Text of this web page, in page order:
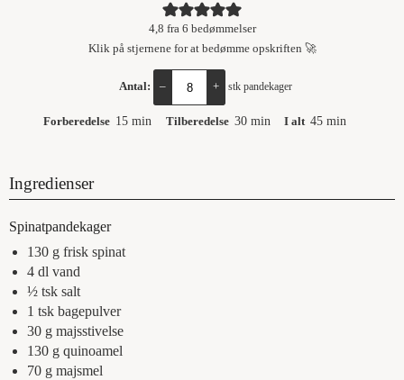
4,8 fra 6 bedømmelser
Klik på stjernene for at bedømme opskriften 🚀
Antal: – + stk pandekager
Forberedelse 15 min Tilberedelse 30 min I alt 45 min
Ingredienser
Spinatpandekager
130 g frisk spinat
4 dl vand
½ tsk salt
1 tsk bagepulver
30 g majsstivelse
130 g quinoamel
70 g majsmel